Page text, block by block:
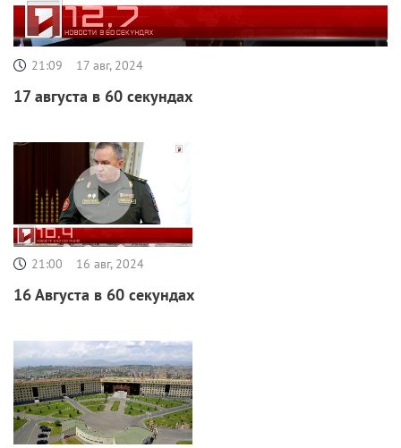
21:09 17 авг, 2024
17 августа в 60 секундах
21:00 16 авг, 2024
16 Августа в 60 секундах